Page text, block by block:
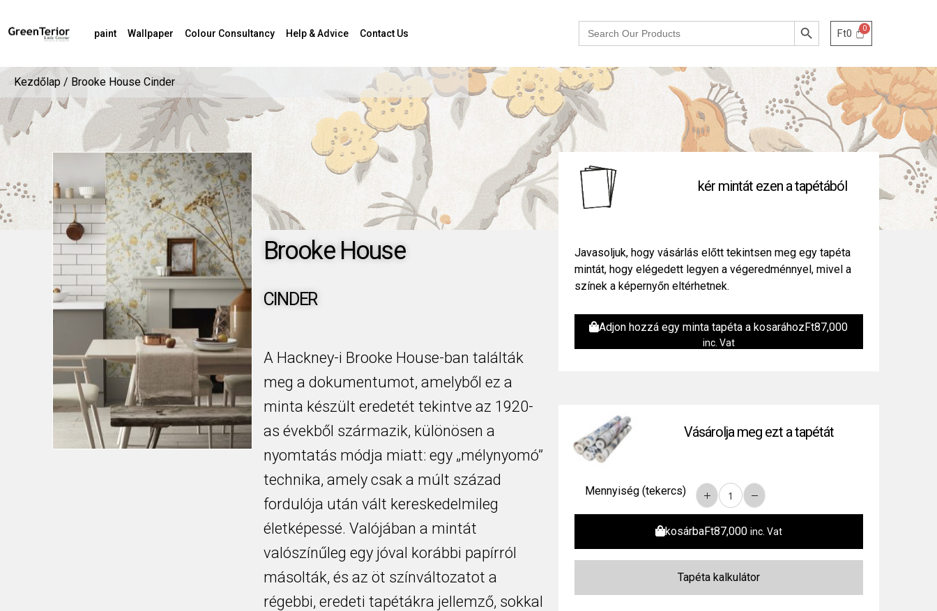
paint Wallpaper Colour Consultancy Help & Advice Contact Us
Search
for:
Search Button
Ft0
Kezdőlap / Brooke House Cinder
Brooke House
CINDER
A Hackney-i Brooke House-ban találták
meg a dokumentumot, amelyből ez a
minta készült eredetét tekintve az 1920-
as évekből származik, különösen a
nyomtatás módja miatt: egy „mélynyomó”
technika, amely csak a múlt század
fordulója után vált kereskedelmileg
életképessé. Valójában a mintát
valószínűleg egy jóval korábbi papírról
másolták, és az öt színváltozatot a
régebbi, eredeti tapétákra jellemző, sokkal
kér mintát ezen a tapétából
Javasoljuk, hogy vásárlás előtt tekintsen meg egy tapéta
mintát, hogy elégedett legyen a végeredménnyel, mivel a
színek a képernyőn eltérhetnek.
Adjon hozzá egy minta tapéta a kosaráhozFt87,000
inc. Vat
Vásárolja meg ezt a tapétát
Mennyiség (tekercs)
kosárbaFt87,000 inc. Vat